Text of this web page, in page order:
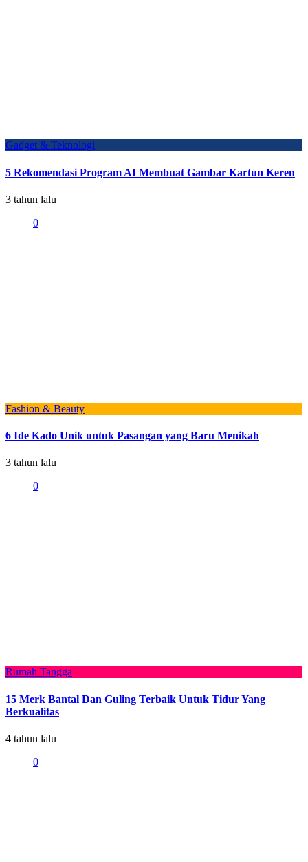
Gadget & Teknologi
5 Rekomendasi Program AI Membuat Gambar Kartun Keren
3 tahun lalu
0
Fashion & Beauty
6 Ide Kado Unik untuk Pasangan yang Baru Menikah
3 tahun lalu
0
Rumah Tangga
15 Merk Bantal Dan Guling Terbaik Untuk Tidur Yang
Berkualitas
4 tahun lalu
0